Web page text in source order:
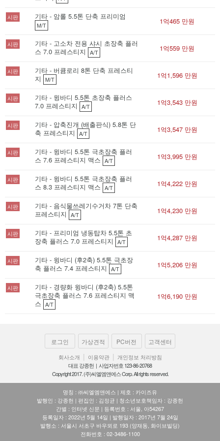
시판 기타 - 암롤 5.5톤 단축 프리미엄
M/T 1억465 만원
시판
기타 - 고소차 전용 샤시 초장축 플러
스 7.0 프레스티지
A/T 1억559 만원
시판
기타 - 버큠로리 8톤 단축 프레스티
지
M/T 1억1,596 만원
시판
기타 - 윙바디 5.5톤 초장축 플러스
7.0 프레스티지
A/T 1억3,543 만원
시판
기타 - 압축진개 (배출판식) 5.8톤 단
축 프레스티지
A/T 1억3,547 만원
시판
기타 - 윙바디 5.5톤 극초장축 플러
스 7.6 프레스티지 맥스 A/T 1억3,995 만원
시판
기타 - 윙바디 5.5톤 극초장축 플러
스 8.3 프레스티지 맥스 A/T 1억4,222 만원
시판
기타 - 음식물쓰레기수거차 7톤 단축
프레스티지
A/T 1억4,230 만원
시판
기타 - 프리미엄 냉동탑차 5.5톤 초
장축 플러스 7.0 프레스티지
A/T 1억4,287 만원
시판
기타 - 윙바디 (후2축) 5.5톤 극초장
축 플러스 7.4 프레스티지
A/T 1억5,206 만원
시판
기타 - 경량화 윙바디 (후2축) 5.5톤
극초장축 플러스 7.6 프레스티지 맥
스 A/T
1억6,190 만원
로그인 가상견적 PC버전 고객센터
회사소개 | 이용약관 | 개인정보 처리방침
대표 강종헌 | 사업자번호 123-86-20768
Copyright 2017. (주)씨엘엠앤에스 Corp. All rights reserved.
명칭 : ㈜씨엘엠앤에스 | 제호 : 카이즈유
발행인 : 강종헌 | 편집인 : 김정균 | 청소년보호책임자 : 강종헌
간별 : 인터넷 신문 | 등록번호 : 서울, 아54267
등록일자 : 2022년 5월 14일 | 발행일자 : 2017년 7월 24일
발행소 : 서울시 서초구 바우뫼로 193 (양재동, 화이브빌딩)
전화번호 : 02-3486-1100